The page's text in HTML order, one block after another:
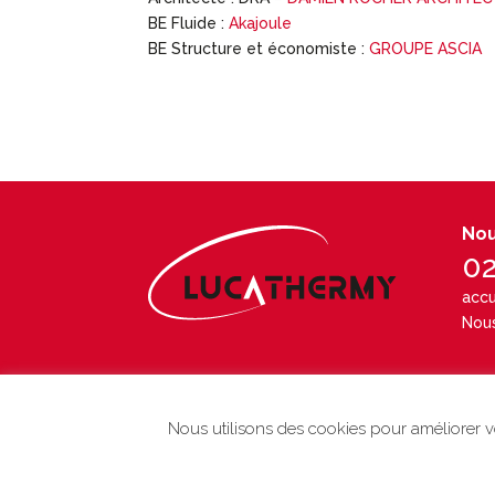
BE Fluide :Akajoule
BE Structure et économiste :GROUPE ASCIA
-
Nous utilisons des cookies pour améliorer